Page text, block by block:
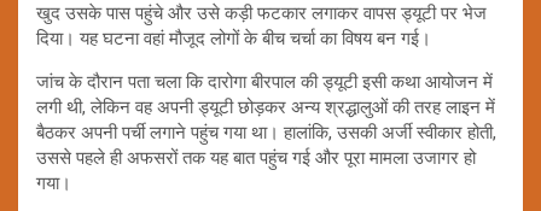
खुद उसके पास पहुंचे और उसे कड़ी फटकार लगाकर वापस ड्यूटी पर भेज
दिया। यह घटना वहां मौजूद लोगों के बीच चर्चा का विषय बन गई।
जांच के दौरान पता चला कि दारोगा बीरपाल की ड्यूटी इसी कथा आयोजन में
लगी थी, लेकिन वह अपनी ड्यूटी छोड़कर अन्य श्रद्धालुओं की तरह लाइन में
बैठकर अपनी पर्ची लगाने पहुंच गया था। हालांकि, उसकी अर्जी स्वीकार होती,
उससे पहले ही अफसरों तक यह बात पहुंच गई और पूरा मामला उजागर हो
गया।